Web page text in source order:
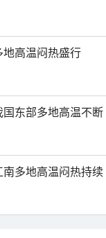
高温闷热盛行
东部多地高温不断
多地高温闷热持续